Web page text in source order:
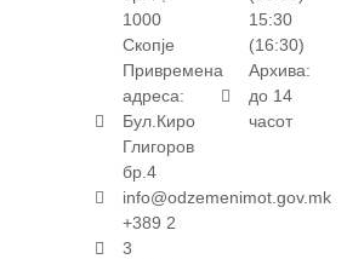
1000
Скопје
Привремена
адреса:
Бул.Киро
Глигоров
бр.4
info@odzemenimot.gov.mk
+389 2
3
15:30
(16:30)
Архива:
до 14
часот